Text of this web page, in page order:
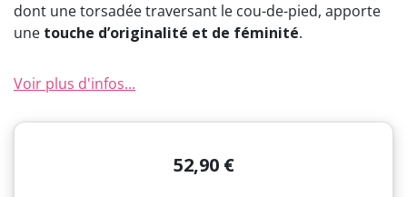
dont une torsadée traversant le cou-de-pied, apporte
une touche d’originalité et de féminité.
Voir plus d'infos...
52,90 €